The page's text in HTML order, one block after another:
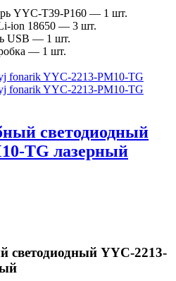
YYC-T39-P160 — 1 шт.
ion 18650 — 3 шт.
USB — 1 шт.
— 1 шт.
светодиодный
TG лазерный
светодиодный YYC-2213-